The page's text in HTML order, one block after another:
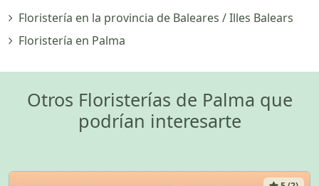
Floristería en la provincia de Baleares / Illes Balears
Floristería en Palma
Otros Floristerías de Palma que
podrían interesarte